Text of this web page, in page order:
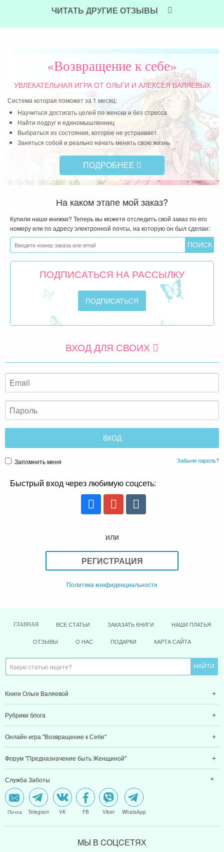
ЧИТАТЬ ДРУГИЕ ОТЗЫВЫ
«Возвращение к себе»
УВЛЕКАТЕЛЬНАЯ ИГРАОТ ОЛЬГИ И АЛЕКСЕЯ ВАЛЯЕВЫХ
Система которая поможет за 1 месяц:
Научиться достигать целей по-женски и без стресса
Найти подруг и единомышленниц
Выбраться из состояния, которое не устраивает
Заняться собой и реально начать менять свою жизнь
ПОДРОБНЕЕ
На каком этапе мой заказ?
Купили наши книжки? Теперь вы можете отследить свой заказ по его
номеру или по адресу электронной почты, на которую он был сделан:
ПОДПИСАТЬСЯ НА РАССЫЛКУ
ВХОД ДЛЯ СВОИХ
Запомнить меня Забыли пароль?
Быстрый вход через любимую соцсеть:
или
РЕГИСТРАЦИЯ
Политика конфиденциальности
ГЛАВНАЯ ВСЕ СТАТЬИ ЗАКАЗАТЬ КНИГИ НАШИ ПЛАТЬЯ
ОТЗЫВЫ О НАС ПОДАРКИ КАРТА САЙТА
Книги Ольги Валяевой
Рубрики блога
Онлайн игра "Возвращение к Себе"
Форум "Предназначение быть Женщиной"
Служба Заботы
Почта Telegram VK FB Viber WhatsApp
МЫ В CОЦCЕТЯХ